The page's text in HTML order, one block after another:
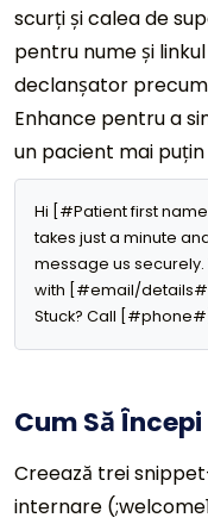
scurți și calea de
pentru nume și
declanșator
Enhance pentru a
un pacient mai
Hi [#Patient first
takes just a minute
message us
with [#email/
Stuck? Call
Cum Să Începi
Creează trei
internare